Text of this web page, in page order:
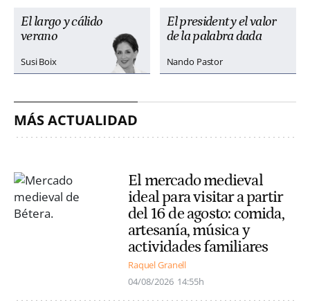
El largo y cálido
verano
Susi Boix
El president y el valor
de la palabra dada
Nando Pastor
MÁS ACTUALIDAD
El mercado medieval
ideal para visitar a partir
del 16 de agosto: comida,
artesanía, música y
actividades familiares
Raquel Granell
04/08/2026 14:55h